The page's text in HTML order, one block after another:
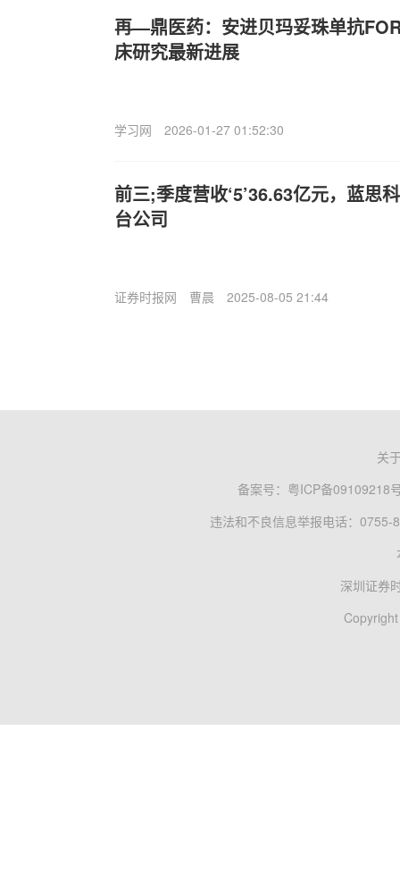
再—鼎医药：安进贝玛妥珠单抗
床研究最新进展
学习网 2026-01-27 01:52:30
前三;季度营收‘5’36.63亿元，蓝思
台公司
证券时报网 曹晨 2025-08-05 21:44
关
备案号： 粤ICP备09109218
违法和不良信息举报电话：0755-
深圳证券